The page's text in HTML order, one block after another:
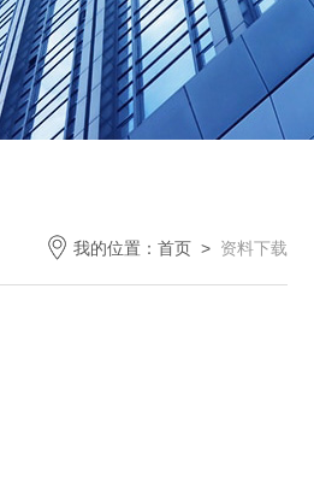
我的位置： 首页 > 资料下载